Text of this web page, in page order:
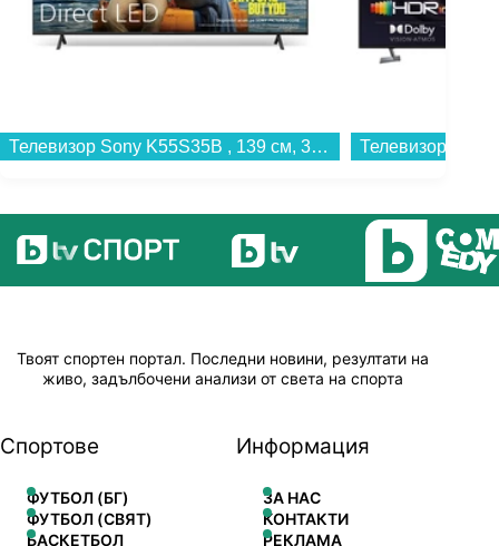
Телевизор Sony K55S35B , 139 см, 3840x2160 UHD-4K , 55 inch, Android , LED , Smart TV...
Твоят спортен портал. Последни новини, резултати на
живо, задълбочени анализи от света на спорта
Спортове
ФУТБОЛ (БГ)
ФУТБОЛ (СВЯТ)
БАСКЕТБОЛ
Информация
ЗА НАС
КОНТАКТИ
РЕКЛАМА